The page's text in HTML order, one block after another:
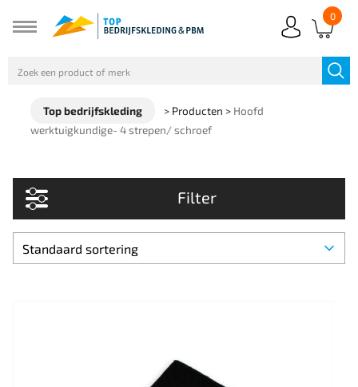
0
Top bedrijfskleding > Producten > Hoofd
werktuigkundige- 4 strepen/ schroef
Filter